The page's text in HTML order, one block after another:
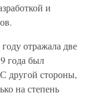
и
отражала две
года был
другой стороны,
на степень